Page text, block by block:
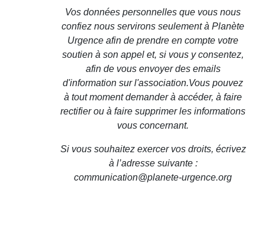
Vos données personnelles que vous nous
confiez nous servirons seulement à Planète
Urgence afin de prendre en compte votre
soutien à son appel et, si vous y consentez,
afin de vous envoyer des emails
d'information sur l'association.Vous pouvez
à tout moment demander à accéder, à faire
rectifier ou à faire supprimer les informations
vous concernant.
Si vous souhaitez exercer vos droits, écrivez
à l’adresse suivante :
communication@planete-urgence.org